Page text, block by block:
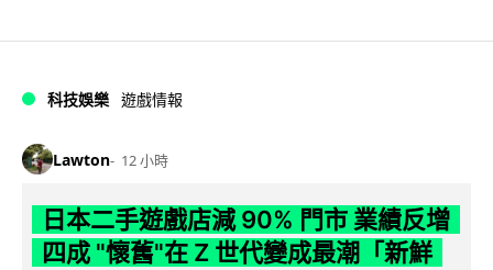
科技娛樂 遊戲情報
Lawton 12 小時
日本二手遊戲店減 90% 門市 業績反增
四成 "懷舊"在 Z 世代變成最潮「新鮮